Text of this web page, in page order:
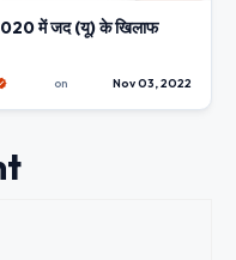
2020 में जद (यू) के खिलाफ
on Nov 03, 2022